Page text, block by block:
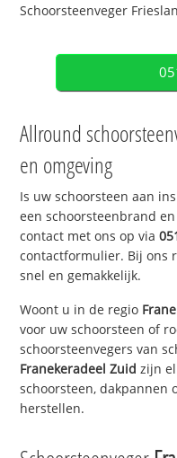
Schoorsteenveger
Allround
en omgeving
Is uw schoorsteen aan
een schoorsteenbrand
contact met ons op via
contactformulier. Bij ons
snel en gemakkelijk.
Woont u in de regio
voor uw schoorsteen of
schoorsteenvegers van
Franekeradeel Zuid zijn
schoorsteen, dakpannen
herstellen.